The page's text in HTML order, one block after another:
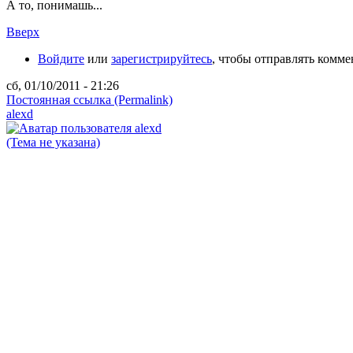
А то, понимашь...
Вверх
Войдите или зарегистрируйтесь, чтобы отправлять
сб, 01/10/2011 - 21:26
Постоянная ссылка (Permalink)
alexd
(Тема не указана)